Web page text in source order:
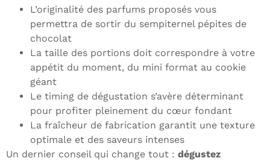
L’originalité des parfums proposés vous
permettra de sortir du sempiternel pépites de
chocolat
La taille des portions doit correspondre à votre
appétit du moment, du mini format au cookie
géant
Le timing de dégustation s’avère déterminant
pour profiter pleinement du cœur fondant
La fraîcheur de fabrication garantit une texture
optimale et des saveurs intenses
Un dernier conseil qui change tout : dégustez